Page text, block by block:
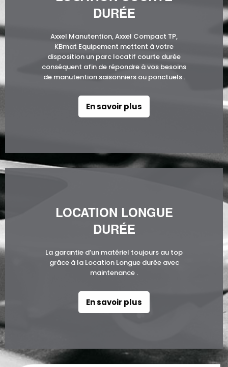
DURÉE
Axxel Manutention, Axxel Compact TP,
KBmat Equipement mettent à votre
disposition un parc locatif courte durée
conséquent afin de répondre à vos besoins
de manutention saisonniers ou ponctuels .
En savoir plus
LOCATION LONGUE
DURÉE
La garantie d’un matériel toujours au top
grâce à la Location Longue durée avec
maintenance .
En savoir plus